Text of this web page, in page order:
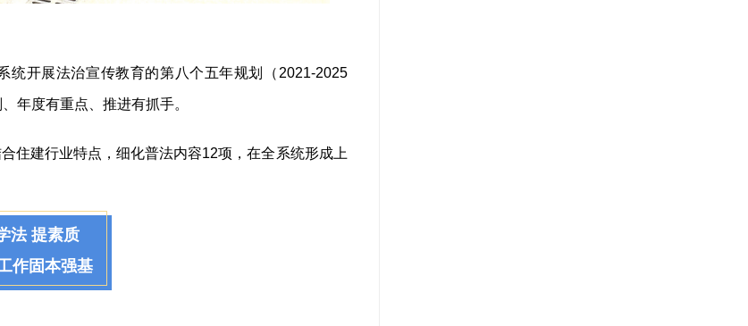
统开展法治宣传教育的第八个五年规划（2021-2025
年度有重点、推进有抓手。
住建行业特点，细化普法内容12项，在全系统形成上
法 提素质
作固本强基